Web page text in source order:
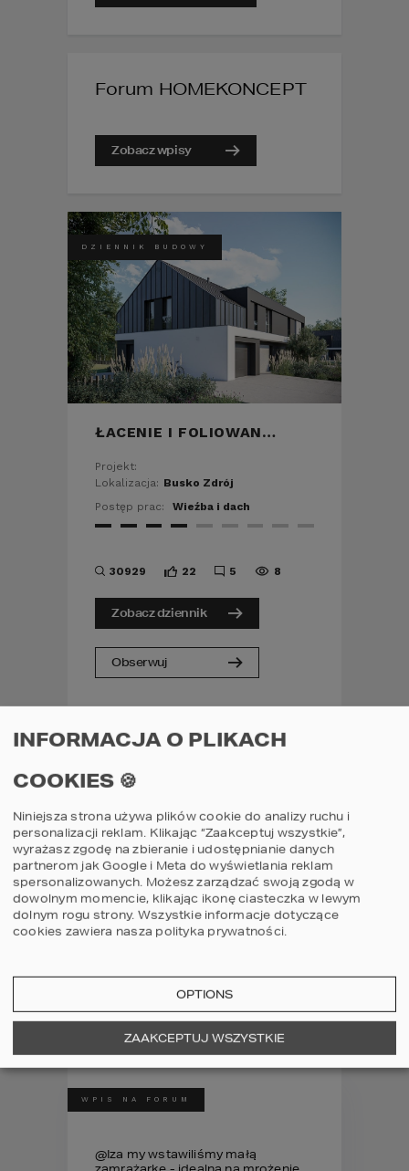
DZIENNIK BUDOWY
ŁACENIE I FOLIOWANIE DACHU
Projekt:
Lokalizacja: Busko Zdrój
Postęp prac:
Wieźba i dach
30929 22 5 8
Zobacz dziennik
Obserwuj
Zobacz realizację
WPIS NA FORUM
@Iza my wstawiliśmy małą
Forum HOMEKONCEPT
Zobacz wpisy
INFORMACJA O PLIKACH
COOKIES 🍪
Niniejsza strona używa plików cookie do analizy ruchu i
personalizacji reklam. Klikając “Zaakceptuj wszystkie”,
wyrażasz zgodę na zbieranie i udostępnianie danych
partnerom jak Google i Meta do wyświetlania reklam
spersonalizowanych. Możesz zarządzać swoją zgodą w
dowolnym momencie, klikając ikonę ciasteczka w lewym
dolnym rogu strony. Wszystkie informacje dotyczące
cookies zawiera nasza polityka prywatności.
OPTIONS
ZAAKCEPTUJ WSZYSTKIE